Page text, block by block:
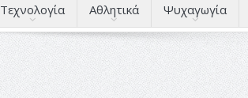
Τεχνολογία Αθλητικά Ψυχαγωγία